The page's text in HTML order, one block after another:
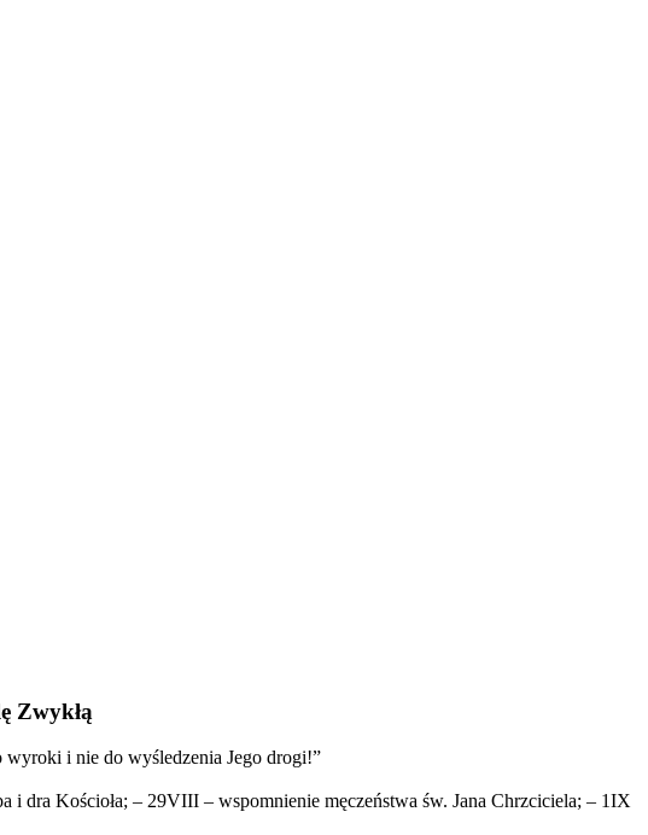
Zwykłą
wyroki i nie do wyśledzenia Jego drogi!”
dra Kościoła; – 29VIII – wspomnienie męczeństwa św. Jana Chrzciciela; – 1IX